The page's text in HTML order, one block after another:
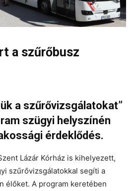
a szűrőbusz
a szűrővizsgálatokat”
szügyi helyszínén
érdeklődés.
Lázár Kórház is kihelyezett,
szűrővizsgálatokkal segíti a
élőket. A program keretében